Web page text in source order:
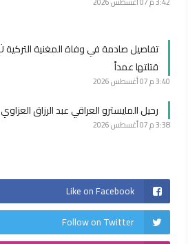
قتلتها عمداً
3:40 م 07 أغسطس 2026
رحيل المايسترو العراقي عبد الرزاق العزاوي
3:38 م 07 أغسطس 2026
Like on Facebook
Follow on Twitter